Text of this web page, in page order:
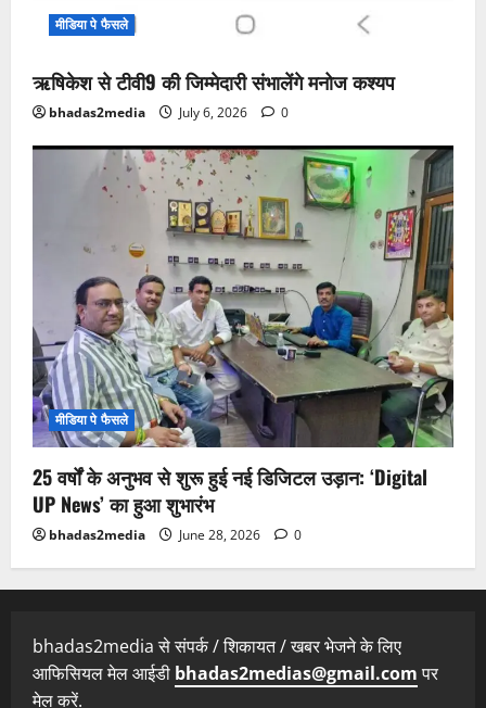
मीडिया पे फैसले
ऋषिकेश से टीवी9 की जिम्मेदारी संभालेंगे मनोज कश्यप
bhadas2media July 6, 2026 0
मीडिया पे फैसले
25 वर्षों के अनुभव से शुरू हुई नई डिजिटल उड़ान: ‘Digital
UP News’ का हुआ शुभारंभ
bhadas2media June 28, 2026 0
bhadas2media से संपर्क / शिकायत / खबर भेजने के लिए
आफिसियल मेल आईडी bhadas2medias@gmail.comपर
मेल करें.